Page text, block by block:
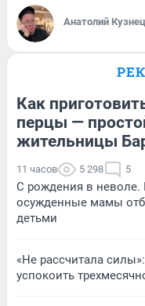
Анатолий
Как
перцы —
жительницы
11 часов 5 298 5
С рождения в неволе.
осужденные мамы
детьми
«Не рассчитала
успокоить